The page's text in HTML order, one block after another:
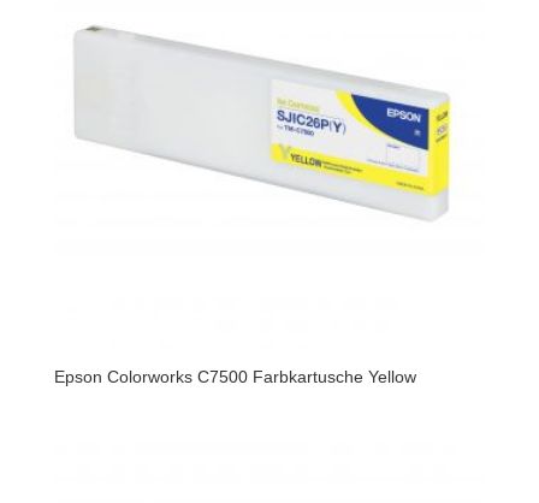
Epson Colorworks C7500 Farbkartusche Yellow